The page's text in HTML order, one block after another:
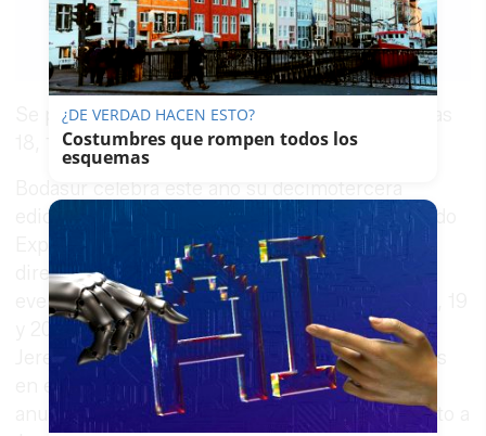
26/10/2016
Facebook
X WhatsApp
Copy
Link
Guardar 0
Se prevé la llegada de unas 2.000 parejas los días
18, 19 y 20 de noviembre.
Bodasur celebra este año su decimotercera
edición con más fuerza que nunca y recuperando
Expobebé, según ha anunciado Carlos Landín,
director de Expoalia y organizador de ambos
eventos, que tendrán lugar los próximos días 18, 19
y 20 de noviembre en el recinto ferial de Ifeca
Jerez. Landín, que ha presentado este miércoles
en el restaurante La Piedra los carteles
anunciadores de Bodasur 2016 y Expobebé, junto a
¿DE VERDAD HACEN ESTO?
Costumbres que rompen todos los
esquemas